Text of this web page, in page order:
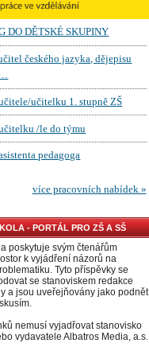
- PORTÁL PRO ZŠ A SŠ
poskytuje svým čtenářům
k vyjádření názorů na
Tyto příspěvky se
se stanoviskem redakce
a jsou uveřejňovány jako podnět
nemusí vyjadřovat stanovisko
vydavatele Albatros Media, a.s.